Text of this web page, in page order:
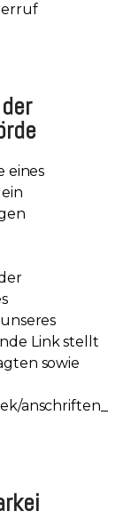
eines
Link stellt
sowie
anschriften_